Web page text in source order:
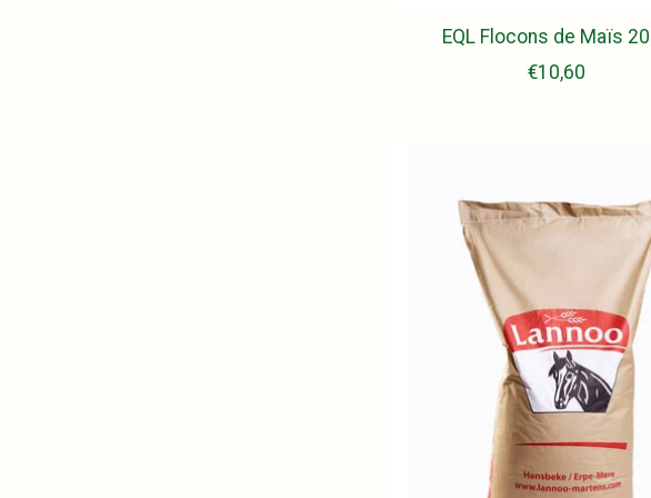
EQL Flocons de Maïs
€10,60